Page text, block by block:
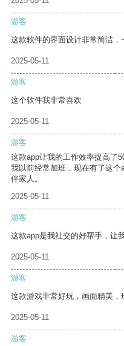
游客
这款软件的界面设计非常简洁，
2025-05-11
游客
这个软件我非常喜欢
2025-05-11
游客
这款app让我的工作效率提高了
我以前经常加班，现在有了这
伴家人。
2025-05-11
游客
这款app是我社交的好帮手，让
2025-05-11
游客
这款游戏非常好玩，画面精美，
2025-05-11
游客